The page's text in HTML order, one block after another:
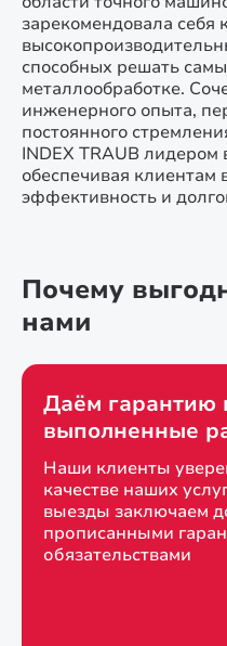
зарекомендовала себя
способных решать
металлообработке.
инженерного опыта,
постоянного
INDEX TRAUB лидером
обеспечивая клиентам
эффективность и
Почему
нами
Даём гарантию
выполненные
Наши клиенты
качестве наших
выезды заключаем
прописанными
обязательствами